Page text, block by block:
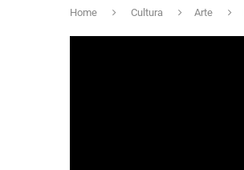
Home Cultura Arte